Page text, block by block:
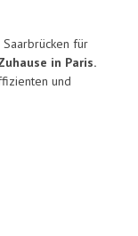
für
in Paris.
und